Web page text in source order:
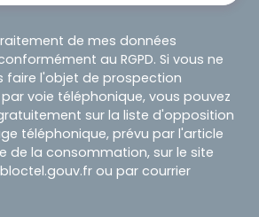
de mes données
au RGPD. Si vous ne
faire l'objet de prospection
voie téléphonique, vous pouvez
sur la liste d'opposition
téléphonique, prévu par l'article
de la consommation, sur le site
ou par courrier